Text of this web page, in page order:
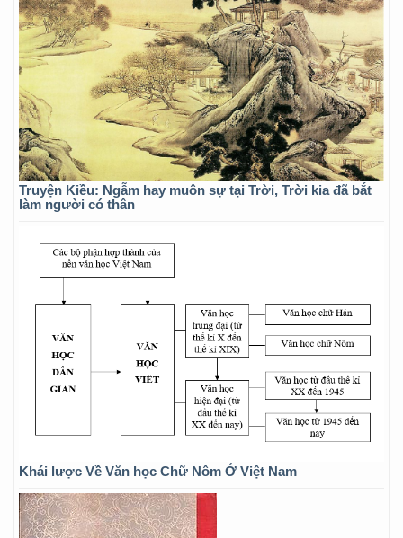
Truyện Kiều: Ngẫm hay muôn sự tại Trời, Trời kia đã bắt
làm người có thân
Khái lược Về Văn học Chữ Nôm Ở Việt Nam